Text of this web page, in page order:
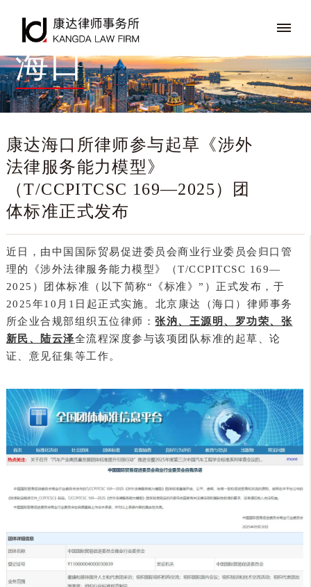
海口
康达海口所律师参与起草《涉外
法律服务能力模型》
（T/CCPITCSC 169—2025）团
体标准正式发布
近日，由中国国际贸易促进委员会商业行业委员会归口管
理的《涉外法律服务能力模型》（T/CCPITCSC 169—
2025）团体标准（以下简称“《标准》”）正式发布，于
2025年10月1日起正式实施。北京康达（海口）律师事务
所企业合规部组织五位律师：张汭、王源明、罗功荣、张
新民、陆云泽全流程深度参与该项团队标准的起草、论
证、意见征集等工作。